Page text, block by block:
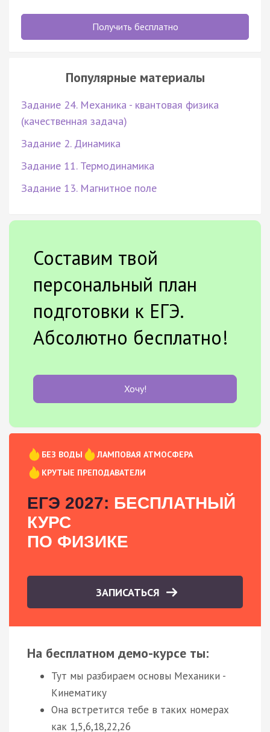
Получить бесплатно
Популярные материалы
Задание 24. Механика - квантовая физика
(качественная задача)
Задание 2. Динамика
Задание 11. Термодинамика
Задание 13. Магнитное поле
Составим твой
персональный план
подготовки к ЕГЭ.
Абсолютно бесплатно!
Хочу!
БЕЗ ВОДЫ
ЛАМПОВАЯ АТМОСФЕРА
КРУТЫЕ ПРЕПОДАВАТЕЛИ
ЕГЭ 2027: БЕСПЛАТНЫЙ
КУРС
ПО ФИЗИКЕ
ЗАПИСАТЬСЯ
На бесплатном демо-курсе ты:
Тут мы разбираем основы Механики -
Кинематику
Она встретится тебе в таких номерах
как 1,5,6,18,22,26